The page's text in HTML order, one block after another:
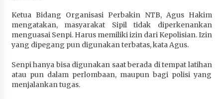
Ketua Bidang Organisasi Perbakin NTB, Agus Hakim
mengatakan, masyarakat Sipil tidak diperkenankan
menguasai Senpi. Harus memiliki izin dari Kepolisian. Izin
yang dipegang pun digunakan terbatas, kata Agus.
Senpi hanya bisa digunakan saat berada di tempat latihan
atau pun dalam perlombaan, maupun bagi polisi yang
menjalankan tugas.